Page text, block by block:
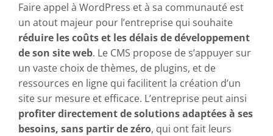
Faire appel à WordPress et à sa communauté est
un atout majeur pour l’entreprise qui souhaite
réduire les coûts et les délais de développement
de son site web. Le CMS propose de s’appuyer sur
un vaste choix de thèmes, de plugins, et de
ressources en ligne qui facilitent la création d’un
site sur mesure et efficace. L’entreprise peut ainsi
profiter directement de solutions adaptées à ses
besoins, sans partir de zéro, qui ont fait leurs